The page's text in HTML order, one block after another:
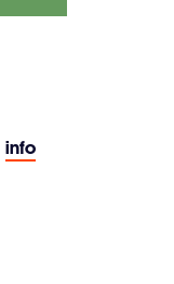
info